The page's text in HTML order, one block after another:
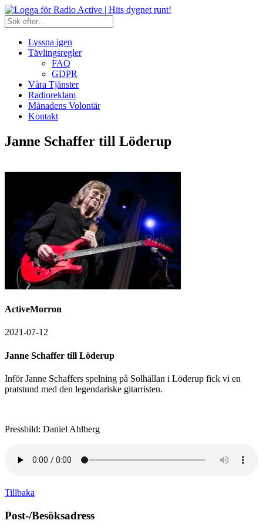
Lyssna igen
Tävlingsregler
FAQ
GDPR
Våra Tjänster
Radioreklam
Månadens Volontär
Kontakt
Janne Schaffer till Löderup
ActiveMorron
2021-07-12
Janne Schaffer till Löderup
Inför Janne Schaffers spelning på Solhällan i Löderup fick vi en
pratstund med den legendariske gitarristen.
Pressbild: Daniel Ahlberg
Tillbaka
Post-/Besöksadress